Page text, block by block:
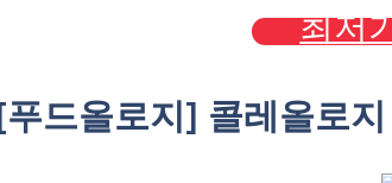
최저
드올로지] 콜레올로